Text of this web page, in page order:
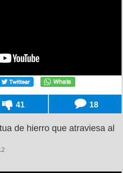
41 18
de hierro que atraviesa al